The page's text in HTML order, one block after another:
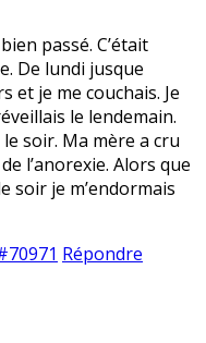
passé. C’était
De lundi jusque
et je me couchais. Je
le lendemain.
soir. Ma mère a cru
l’anorexie. Alors que
soir je m’endormais
Répondre